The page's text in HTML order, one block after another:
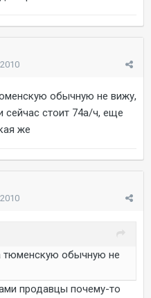
обычную не вижу,
сейчас стоит 74а/ч, еще
же
тюменскую обычную не
продавцы почему-то